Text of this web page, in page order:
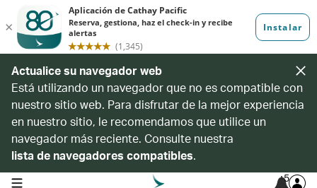
Actualice su navegador web
Está utilizando un navegador que no es compatible con
nuestro sitio web. Para disfrutar de la mejor experiencia
en nuestro sitio, le recomendamos que utilice un
navegador más reciente. Consulte nuestra
lista de navegadores compatibles.
open navigation menu 5